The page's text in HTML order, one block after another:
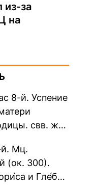
из-за
на
8-й. Успение
свв. жен
й. Мц.
(ок. 300).
и Гле́ба,